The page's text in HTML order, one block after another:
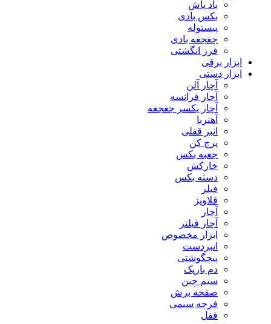
باد پاش
بکس بادی
پیستوله
جغجغه بادی
فرز انگشتی
ابزار برقی
ابزار دستی
آچار آلن
آچار فرانسه
آچار یکسر جغجغه
آهنربا
انبر قفلی
پرچ کن
جعبه بکس
خارکش
دسته بکس
فیلر
قلاویز
آچار
آچار فیلتر
ابزار مخصوص
انبردست
پیچگوشتی
دم باریک
سیم چین
صفحه برش
فرچه سیمی
ففل